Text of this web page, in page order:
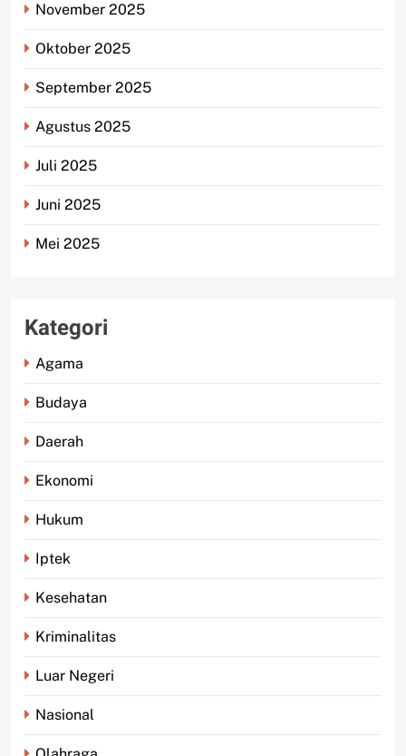
November 2025
Oktober 2025
September 2025
Agustus 2025
Juli 2025
Juni 2025
Mei 2025
Kategori
Agama
Budaya
Daerah
Ekonomi
Hukum
Iptek
Kesehatan
Kriminalitas
Luar Negeri
Nasional